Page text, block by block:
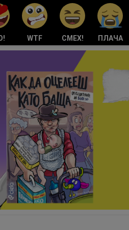
WTF СМЕХ! ПЛАЧА